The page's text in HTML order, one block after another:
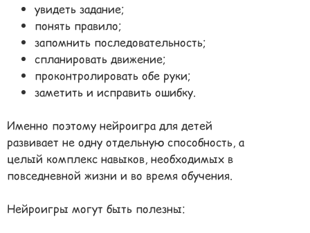
увидеть задание;
понять правило;
запомнить последовательность;
спланировать движение;
проконтролировать обе руки;
заметить и исправить ошибку.
Именно поэтому нейроигра для детей
развивает не одну отдельную способность, а
целый комплекс навыков, необходимых в
повседневной жизни и во время обучения.
Нейроигры могут быть полезны: